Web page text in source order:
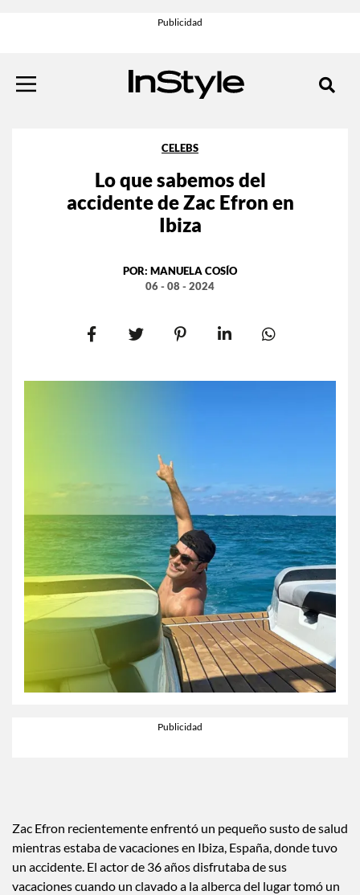
CELEBS
Lo que sabemos del
accidente de Zac Efron en
Ibiza
POR: MANUELA COSÍO
06 - 08 - 2024
Zac Efron recientemente enfrentó un pequeño susto de salud
mientras estaba de vacaciones en Ibiza, España, donde tuvo
un accidente. El actor de 36 años disfrutaba de sus
vacaciones cuando un clavado a la alberca del lugar tomó un